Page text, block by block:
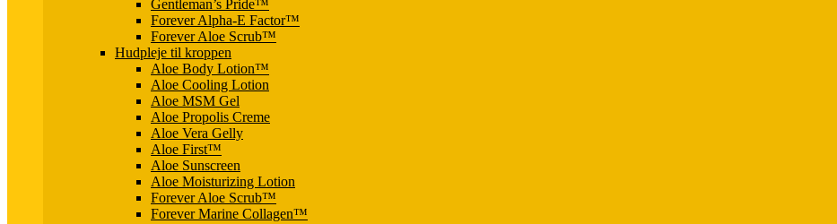
Gentleman’s Pride™
Forever Alpha-E Factor™
Forever Aloe Scrub™
Hudpleje til kroppen
Aloe Body Lotion™
Aloe Cooling Lotion
Aloe MSM Gel
Aloe Propolis Creme
Aloe Vera Gelly
Aloe First™
Aloe Sunscreen
Aloe Moisturizing Lotion
Forever Aloe Scrub™
Forever Marine Collagen™